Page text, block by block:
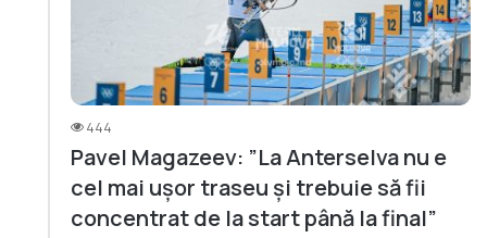
444
Pavel Magazeev: ”La Anterselva nu e
cel mai ușor traseu și trebuie să fii
concentrat de la start până la final”